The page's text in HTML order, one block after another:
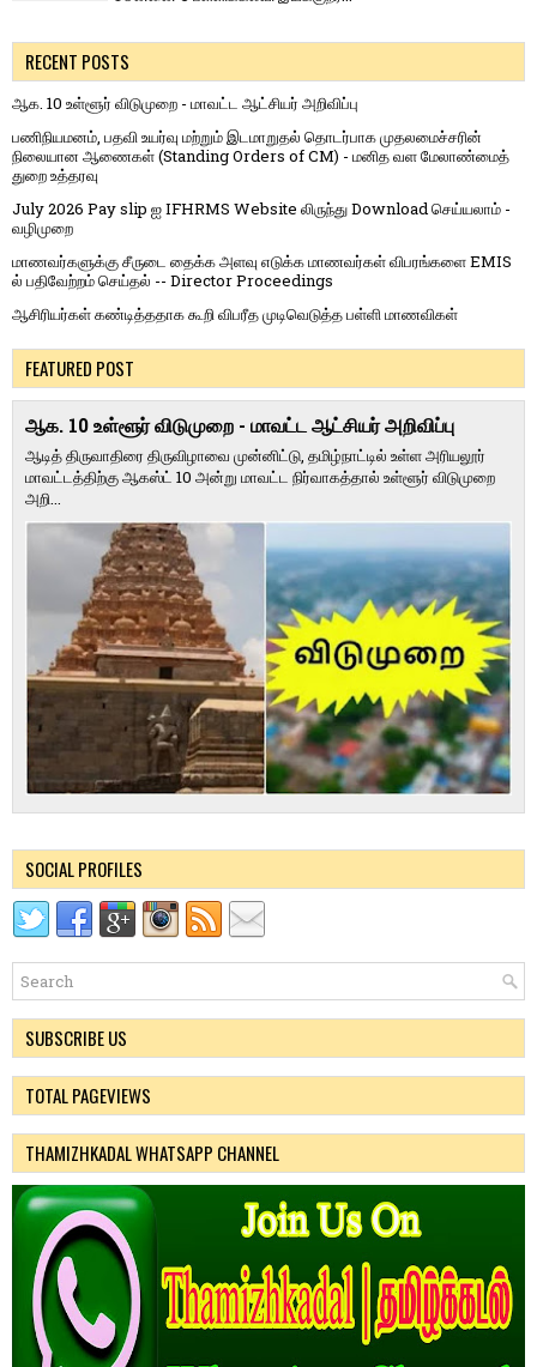
RECENT POSTS
ஆக. 10 உள்ளூர் விடுமுறை - மாவட்ட ஆட்சியர் அறிவிப்பு
பணிநியமனம், பதவி உயர்வு மற்றும் இடமாறுதல் தொடர்பாக முதலமைச்சரின்
நிலையான ஆணைகள் (Standing Orders of CM) - மனித வள மேலாண்மைத்
துறை உத்தரவு
July 2026 Pay slip ஐ IFHRMS Website லிருந்து Download செய்யலாம் -
வழிமுறை
மாணவர்களுக்கு சீருடை தைக்க அளவு எடுக்க மாணவர்கள் விபரங்களை EMIS
ல் பதிவேற்றம் செய்தல் -- Director Proceedings
ஆசிரியர்கள் கண்டித்ததாக கூறி விபரீத முடிவெடுத்த பள்ளி மாணவிகள்
FEATURED POST
ஆக. 10 உள்ளூர் விடுமுறை - மாவட்ட ஆட்சியர் அறிவிப்பு
ஆடித் திருவாதிரை திருவிழாவை முன்னிட்டு, தமிழ்நாட்டில் உள்ள அரியலூர்
மாவட்டத்திற்கு ஆகஸ்ட் 10 அன்று மாவட்ட நிர்வாகத்தால் உள்ளூர் விடுமுறை
அறி...
SOCIAL PROFILES
SUBSCRIBE US
TOTAL PAGEVIEWS
THAMIZHKADAL WHATSAPP CHANNEL